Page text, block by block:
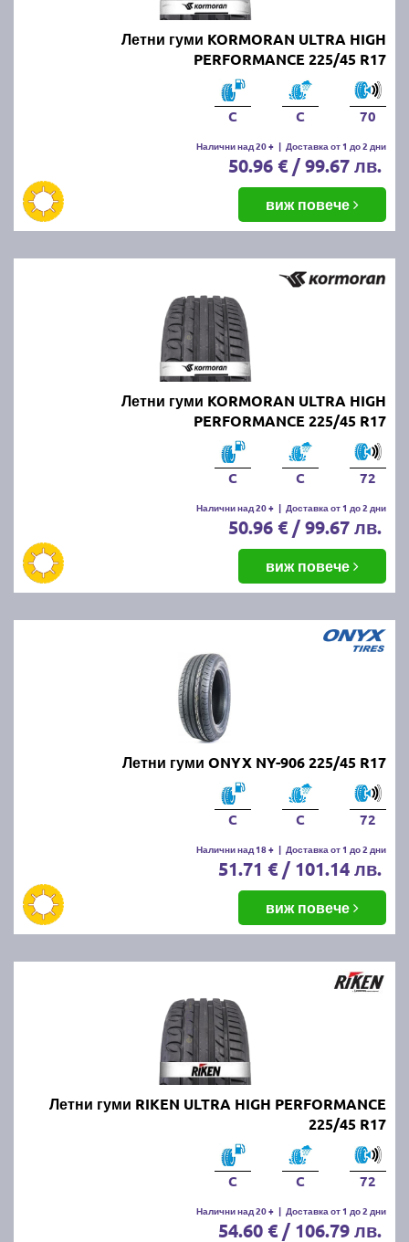
Летни гуми KORMORAN ULTRA HIGH
PERFORMANCE 225/45 R17
C C 70
Налични над 20 + | Доставка от 1 до 2 дни
50.96 € / 99.67 лв.
виж повече
Летни гуми KORMORAN ULTRA HIGH
PERFORMANCE 225/45 R17
C C 72
Налични над 20 + | Доставка от 1 до 2 дни
50.96 € / 99.67 лв.
виж повече
Летни гуми ONYX NY-906 225/45 R17
C C 72
Налични над 18 + | Доставка от 1 до 2 дни
51.71 € / 101.14 лв.
виж повече
Летни гуми RIKEN ULTRA HIGH PERFORMANCE
225/45 R17
C C 72
Налични над 20 + | Доставка от 1 до 2 дни
54.60 € / 106.79 лв.